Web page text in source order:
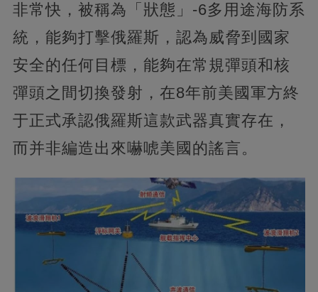
非常快，被稱為「狀態」-6多用途海防系
統，能夠打擊俄羅斯，認為威脅到國家
安全的任何目標，能夠在常規彈頭和核
彈頭之間切換發射，在8年前美國軍方終
于正式承認俄羅斯這款武器真實存在，
而并非編造出來嚇唬美國的謠言。